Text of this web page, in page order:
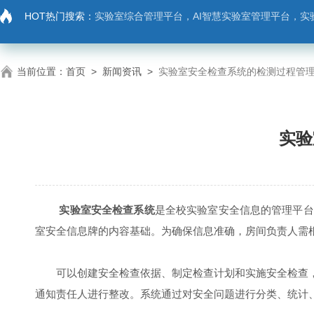
HOT热门搜索： 实验室综合管理平台，AI智慧实验室管理平台，实
当前位置： 首页 > 新闻资讯 > 实验室安全检查系统的检测过程管
实
实验室安全检查系统是全校实验室安全信息的管理平
室安全信息牌的内容基础。为确保信息准确，房间负责人
可以创建安全检查依据、制定检查计划和实施安全检查
通知责任人进行整改。系统通过对安全问题进行分类、统